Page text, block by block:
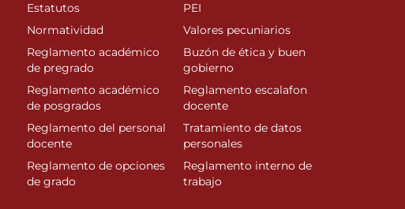
Estatutos
Normatividad
Reglamento académico
de pregrado
Reglamento académico
de posgrados
Reglamento del personal
docente
Reglamento de opciones
de grado
PEI
Valores pecuniarios
Buzón de ética y buen
gobierno
Reglamento escalafon
docente
Tratamiento de datos
personales
Reglamento interno de
trabajo